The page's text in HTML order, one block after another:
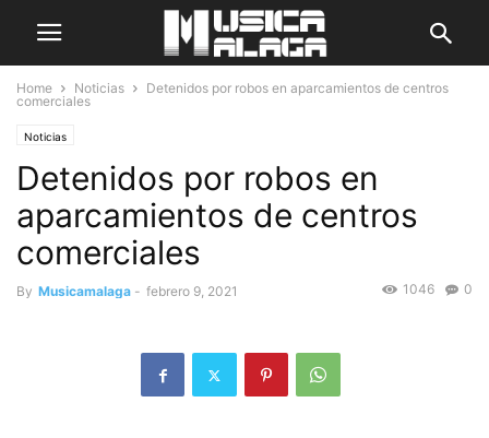
Home Noticias
Detenidos por robos en aparcamientos de centros
comerciales
Noticias
Detenidos por robos en
aparcamientos de centros
comerciales
By Musicamalaga - febrero 9, 2021 0
1046